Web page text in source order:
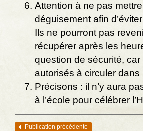
Attention à ne pas
déguisement afin
Ils ne pourront pas
récupérer après les
question de sécurité,
autorisés à circuler dans
Précisons : il n’y aura
à l’école pour célébrer
Navigation des articles
Publication précédente